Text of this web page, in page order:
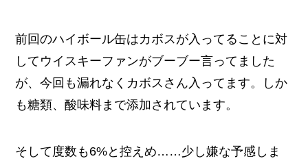
前回のハイボール缶はカボスが入ってることに対
してウイスキーファンがブーブー言ってました
が、今回も漏れなくカボスさん入ってます。しか
も糖類、酸味料まで添加されています。
そして度数も6%と控えめ……少し嫌な予感しま